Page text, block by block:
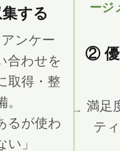
する
ンケー
合わせを
取得・整
。
るが使わ
い」
ージ
② 優
満足
テ